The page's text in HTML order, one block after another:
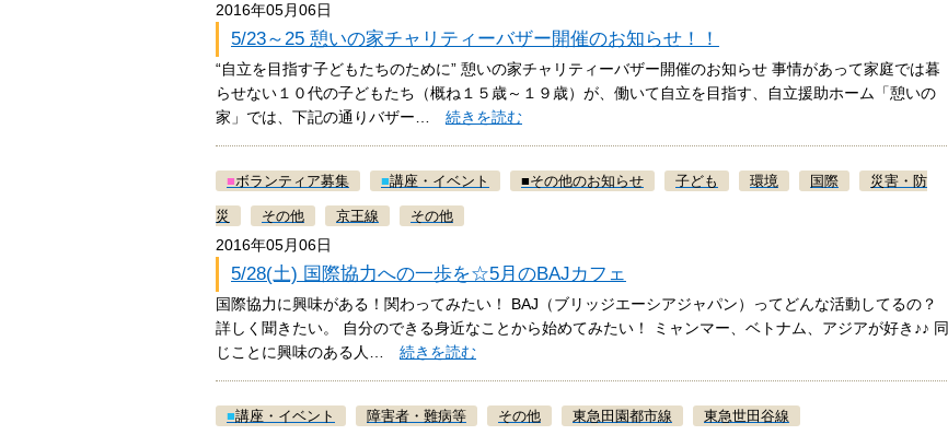
2016年05月06日
5/23～25 憩いの家チャリティーバザー開催のお知らせ！！
“自立を目指す子どもたちのために” 憩いの家チャリティーバザー開催のお知らせ 事情があって家庭では暮
らせない１０代の子どもたち（概ね１５歳～１９歳）が、働いて自立を目指す、自立援助ホーム「憩いの
家」では、下記の通りバザー… 続きを読む
■ボランティア募集 ■講座・イベント ■その他のお知らせ 子ども 環境 国際 災害・防
災 その他 京王線 その他
2016年05月06日
5/28(土) 国際協力への一歩を☆5月のBAJカフェ
国際協力に興味がある！関わってみたい！ BAJ（ブリッジエーシアジャパン）ってどんな活動してるの？
詳しく聞きたい。 自分のできる身近なことから始めてみたい！ ミャンマー、ベトナム、アジアが好き♪♪ 同
じことに興味のある人… 続きを読む
■講座・イベント 障害者・難病等 その他 東急田園都市線 東急世田谷線